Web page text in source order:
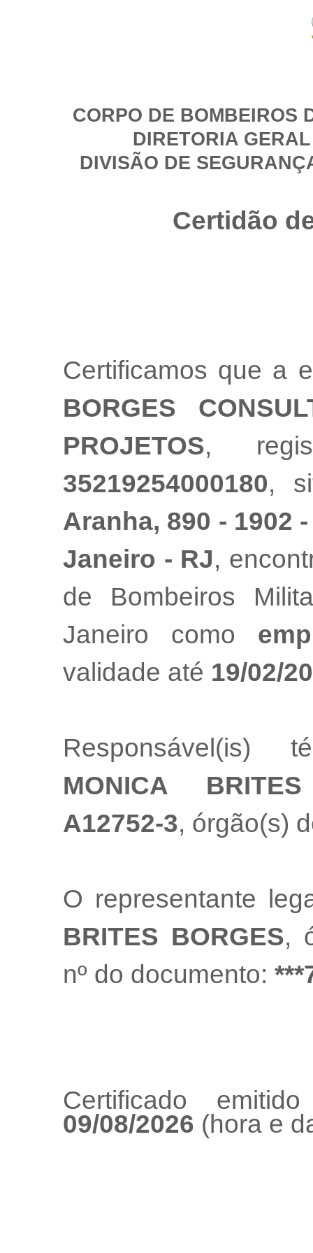
CORPO DE BOMBEIROS
DIRETORIA
DIVISÃO DE
Certidão
Certificamos que a
BORGES
PROJETOS,
35219254000180,
Aranha, 890 - 1902
Janeiro - RJ,
de Bombeiros
Janeiro como
validade até 19/02/
Responsável(is)
MONICA
A12752-3, órgão(s)
O representante
BRITES BORGES,
nº do documento:
Certificado
09/08/2026 (hora e